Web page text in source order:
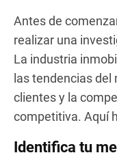
Antes de
realizar una
La industria
las tendencias del
clientes y la
competitiva. Aquí
Identifica tu